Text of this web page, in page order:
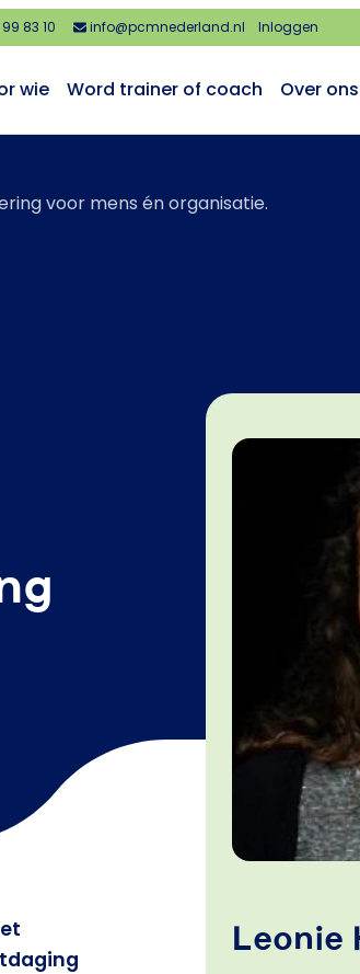
83 10 info@pcmnederland.nl Inloggen
wie Word trainer of coach Over ons
voor mens én organisatie.
Leonie